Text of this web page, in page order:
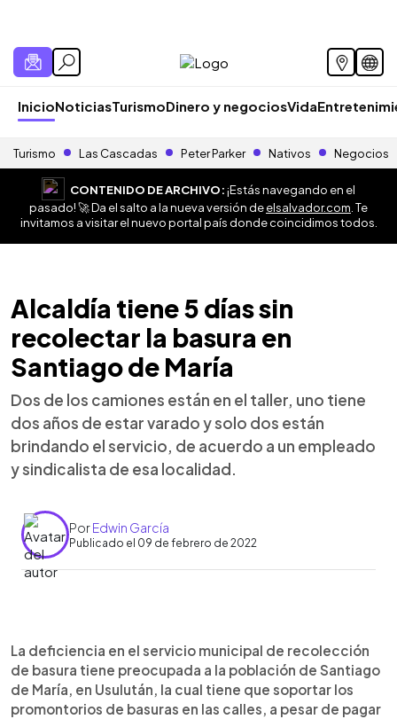
InicioNoticiasTurismoDinero y negociosVida
Turismo Las Cascadas Peter Parker Nativos Negocios
CONTENIDO DE ARCHIVO:¡Estás navegando en el
pasado! 🚀 Da el salto a la nueva versión deelsalvador.com . Te
invitamos a visitar el nuevo portal país donde coincidimos todos.
Alcaldía tiene 5 días sin
recolectar la basura en
Santiago de María
Dos de los camiones están en el taller, uno tiene
dos años de estar varado y solo dos están
brindando el servicio, de acuerdo a un empleado
y sindicalista de esa localidad.
PorEdwin García
Publicado el 09 de febrero de 2022
► Escuchar artículo
La deficiencia en el servicio municipal de recolección
de basura tiene preocupada a la población de Santiago
de María, en Usulután, la cual tiene que soportar los
promontorios de basuras en las calles, a pesar de pagar